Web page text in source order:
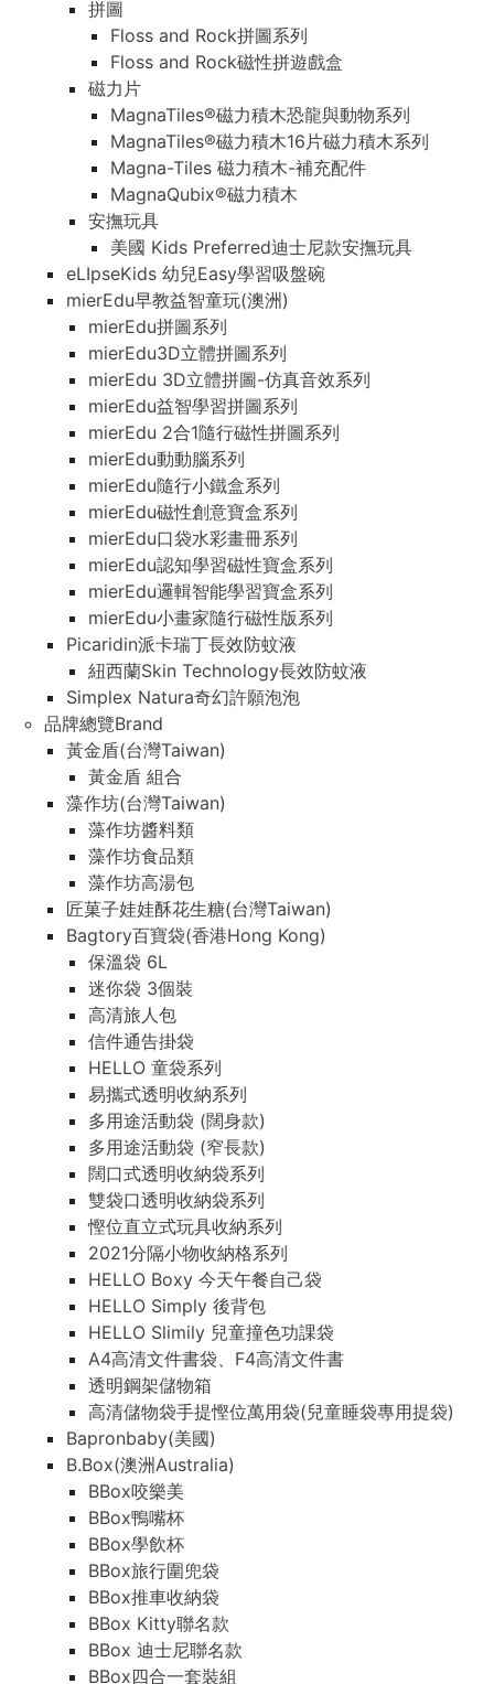
拼圖
Floss and Rock拼圖系列
Floss and Rock磁性拼遊戲盒
磁力片
MagnaTiles®磁力積木恐龍與動物系列
MagnaTiles®磁力積木16片磁力積木系列
Magna-Tiles 磁力積木-補充配件
MagnaQubix®磁力積木
安撫玩具
美國 Kids Preferred迪士尼款安撫玩具
eLIpseKids 幼兒Easy學習吸盤碗
mierEdu早教益智童玩(澳洲)
mierEdu拼圖系列
mierEdu3D立體拼圖系列
mierEdu 3D立體拼圖-仿真音效系列
mierEdu益智學習拼圖系列
mierEdu 2合1隨行磁性拼圖系列
mierEdu動動腦系列
mierEdu隨行小鐵盒系列
mierEdu磁性創意寶盒系列
mierEdu口袋水彩畫冊系列
mierEdu認知學習磁性寶盒系列
mierEdu邏輯智能學習寶盒系列
mierEdu小畫家隨行磁性版系列
Picaridin派卡瑞丁長效防蚊液
紐西蘭Skin Technology長效防蚊液
Simplex Natura奇幻許願泡泡
品牌總覽Brand
黃金盾(台灣Taiwan)
黃金盾 組合
藻作坊(台灣Taiwan)
藻作坊醬料類
藻作坊食品類
藻作坊高湯包
匠菓子娃娃酥花生糖(台灣Taiwan)
Bagtory百寶袋(香港Hong Kong)
保溫袋 6L
迷你袋 3個裝
高清旅人包
信件通告掛袋
HELLO 童袋系列
易攜式透明收納系列
多用途活動袋 (闊身款)
多用途活動袋 (窄長款)
闊口式透明收納袋系列
雙袋口透明收納袋系列
慳位直立式玩具收納系列
2021分隔小物收納格系列
HELLO Boxy 今天午餐自己袋
HELLO Simply 後背包
HELLO Slimily 兒童撞色功課袋
A4高清文件書袋、F4高清文件書
透明鋼架儲物箱
高清儲物袋手提慳位萬用袋(兒童睡袋專用提袋)
Bapronbaby(美國)
B.Box(澳洲Australia)
BBox咬樂美
BBox鴨嘴杯
BBox學飲杯
BBox旅行圍兜袋
BBox推車收納袋
BBox Kitty聯名款
BBox 迪士尼聯名款
BBox四合一套裝組